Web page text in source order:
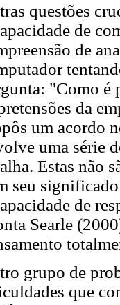
questões
de
de
"Como é
da
um acordo
uma série
Estas não
seu
de
Searle
grupo de
que